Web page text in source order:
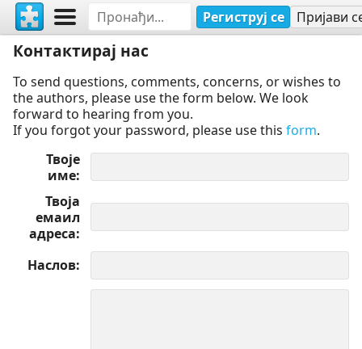
Региструј се Пријави
Контактирај нас
To send questions, comments, concerns, or wishes to
the authors, please use the form below. We look
forward to hearing from you.
If you forgot your password, please use this form.
Твоје
име
Твоја
емаил
адреса
Наслов